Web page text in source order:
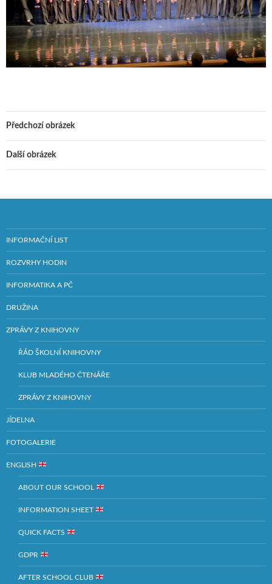
Předchozí obrázek
Další obrázek
INFORMAČNÍ LIST
ROZVRHY HODIN
INFORMATIKA A PČ
DRUŽINA
ZPRÁVY Z KNIHOVNY
ŘÁD ŠKOLNÍ KNIHOVNY
KLUB MLADÉHO ČTENÁŘE
ZPRÁVY Z KNIHOVNY
JÍDELNA
FOTOGALERIE
ENGLISH
ABOUT OUR SCHOOL
INFORMATION SHEET
QUICK FACTS
GDPR
AFTER SCHOOL CLUB